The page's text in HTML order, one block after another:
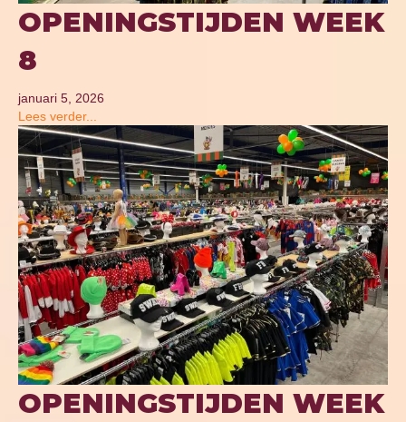
OPENINGSTIJDEN WEEK
8
januari 5, 2026
Lees verder...
OPENINGSTIJDEN WEEK